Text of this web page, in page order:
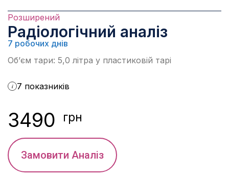
Розширений
Радіологічний аналіз
7 робочих днів
Об’єм тари: 5,0 літра у пластиковій тарі
7 показників
i
3490 грн
Замовити Аналіз